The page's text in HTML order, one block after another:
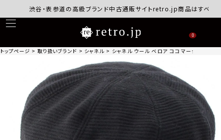
渋谷・表参道の高級ブランド中古通販サイトretro.jp商品はすべて正規
0
トップページ 取り扱いブランド シャネル シャネル ウール ベロア ココマークボタン